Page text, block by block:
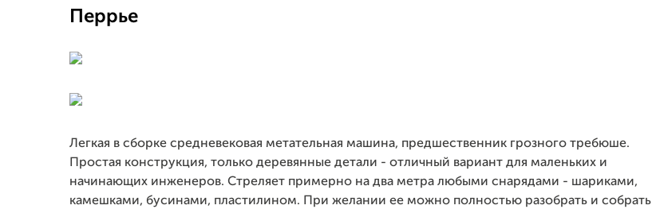
Перрье
Легкая в сборке средневековая метательная машина, предшественник грозного требюше.
Простая конструкция, только деревянные детали - отличный вариант для маленьких и
начинающих инженеров. Стреляет примерно на два метра любыми снарядами - шариками,
камешками, бусинами, пластилином. При желании ее можно полностью разобрать и собрать